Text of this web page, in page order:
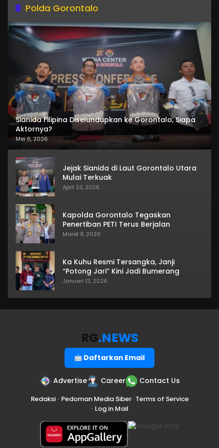
Polda Gorontalo
Sianida Filipina Diselundupkan ke Gorontalo, Siapa
Aktornya?
Mei 6, 2026
Jejak Sianida di Laut Gorontalo Utara
Mulai Terkuak
April 23, 2026
Kapolda Gorontalo Tegaskan
Penertiban PETI Terus Berjalan
Maret 8, 2026
Ka Kuhu Resmi Tersangka, Janji
“Potong Jari” Kini Jadi Bumerang
Januari 13, 2026
RG.NEWS
Daftarkan Email
Advertise Career Contact Us
Redaksi• Pedoman Media Siber• Terms of Service
• Log in Mail